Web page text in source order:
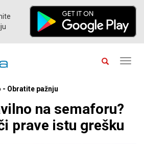
- Obratite pažnju
na semaforu?
prave istu grešku